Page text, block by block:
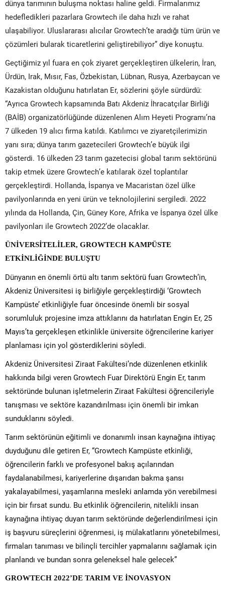
dünya tarımının buluşma noktası haline geldi. Firmalarımız
hedefledikleri pazarlara Growtech ile daha hızlı ve rahat
ulaşabiliyor. Uluslararası alıcılar Growtech’te aradığı tüm ürün ve
çözümleri bularak ticaretlerini geliştirebiliyor” diye konuştu.
Geçtiğimiz yıl fuara en çok ziyaret gerçekleştiren ülkelerin, İran,
Ürdün, Irak, Mısır, Fas, Özbekistan, Lübnan, Rusya, Azerbaycan ve
Kazakistan olduğunu hatırlatan Er, sözlerini şöyle sürdürdü:
“Ayrıca Growtech kapsamında Batı Akdeniz İhracatçılar Birliği
(BAİB) organizatörlüğünde düzenlenen Alım Heyeti Programı’na
7 ülkeden 19 alıcı firma katıldı. Katılımcı ve ziyaretçilerimizin
yanı sıra; dünya tarım gazetecileri Growtech’e büyük ilgi
gösterdi. 16 ülkeden 23 tarım gazetecisi global tarım sektörünü
takip etmek üzere Growtech’e katılarak özel toplantılar
gerçekleştirdi. Hollanda, İspanya ve Macaristan özel ülke
pavilyonlarında en yeni ürün ve teknolojilerini sergiledi. 2022
yılında da Hollanda, Çin, Güney Kore, Afrika ve İspanya özel ülke
pavilyonları ile Growtech 2022’de olacaklar.
ÜNİVERSİTELİLER, GROWTECH KAMPÜSTE
ETKİNLİĞİNDE BULUŞTU
Dünyanın en önemli örtü altı tarım sektörü fuarı Growtech’in,
Akdeniz Üniversitesi iş birliğiyle gerçekleştirdiği ‘Growtech
Kampüste’ etkinliğiyle fuar öncesinde önemli bir sosyal
sorumluluk projesine imza attıklarını da hatırlatan Engin Er, 25
Mayıs’ta gerçekleşen etkinlikle üniversite öğrencilerine kariyer
planlaması için yol gösterdiklerini söyledi.
Akdeniz Üniversitesi Ziraat Fakültesi’nde düzenlenen etkinlik
hakkında bilgi veren Growtech Fuar Direktörü Engin Er, tarım
sektöründe bulunan işletmelerin Ziraat Fakültesi öğrencileriyle
tanışması ve sektöre kazandırılması için önemli bir imkan
sunduklarını söyledi.
Tarım sektörünün eğitimli ve donanımlı insan kaynağına ihtiyaç
duyduğunu dile getiren Er, “Growtech Kampüste etkinliği,
öğrencilerin farklı ve profesyonel bakış açılarından
faydalanabilmesi, kariyerlerine dışarıdan bakma şansı
yakalayabilmesi, yaşamlarına mesleki anlamda yön verebilmesi
için bir fırsat sundu. Bu etkinlik öğrencilerin, nitelikli insan
kaynağına ihtiyaç duyan tarım sektöründe değerlendirilmesi için
iş başvuru süreçlerini öğrenmesi, iş mülakatlarını yönetebilmesi,
firmaları tanıması ve bilinçli tercihler yapmalarını sağlamak için
planlandı ve bundan sonra geleneksel hale gelecek”
GROWTECH 2022’DE TARIM VE İNOVASYON